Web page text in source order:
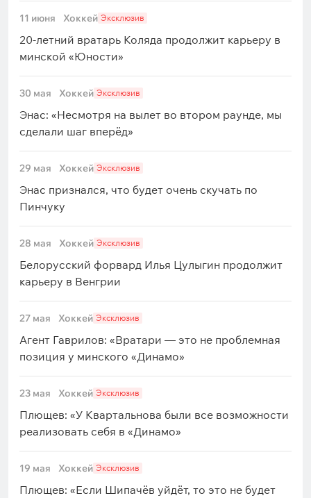
11 июня Хоккей Эксклюзив
20-летний вратарь Коляда продолжит карьеру в
минской «Юности»
30 мая Хоккей Эксклюзив
Энас: «Несмотря на вылет во втором раунде, мы
сделали шаг вперёд»
29 мая Хоккей Эксклюзив
Энас признался, что будет очень скучать по
Пинчуку
28 мая Хоккей Эксклюзив
Белорусский форвард Илья Цулыгин продолжит
карьеру в Венгрии
27 мая Хоккей Эксклюзив
Агент Гаврилов: «Вратари — это не проблемная
позиция у минского «Динамо»
23 мая Хоккей Эксклюзив
Плющев: «У Квартальнова были все возможности
реализовать себя в «Динамо»
19 мая Хоккей Эксклюзив
Плющев: «Если Шипачёв уйдёт, то это не будет